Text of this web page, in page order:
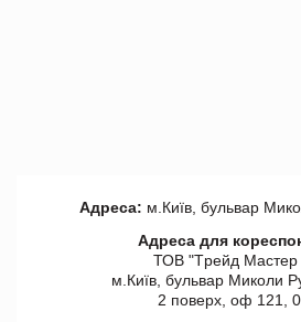
Адреса: м.Київ, бульвар
Адреса для
ТОВ "Tрейд Мастер
м.Київ, бульвар Миколи
2 поверх, оф 121,